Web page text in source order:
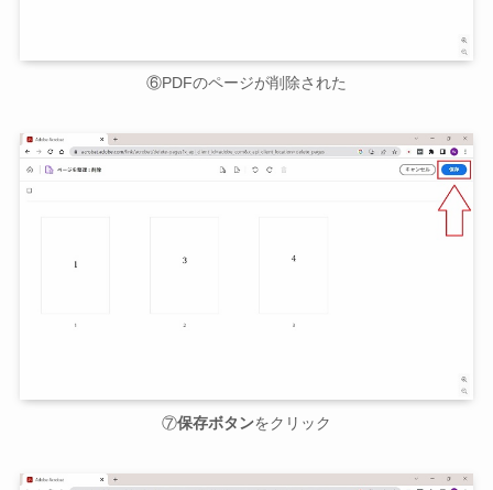
⑥PDFのページが削除された
⑦保存ボタンをクリック